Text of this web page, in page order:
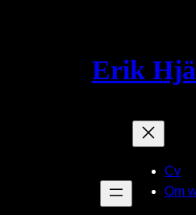
Erik
Cv
Om